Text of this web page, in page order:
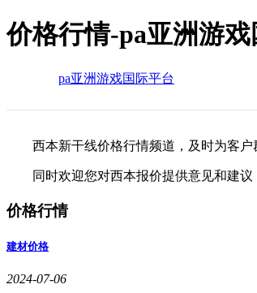
价格行情-pa亚洲游
pa亚洲游戏国际平台
西本新干线价格行情频道，及时为客
同时欢迎您对西本报价提供意见和建议
价格行情
建材价格
2024-07-06